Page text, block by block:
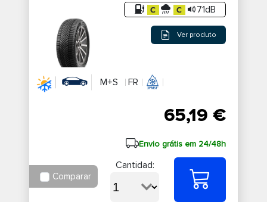
71dB
Ver produto
M+S FR
65,19 €
Envio grátis em 24/48h
Comparar
Cantidad: